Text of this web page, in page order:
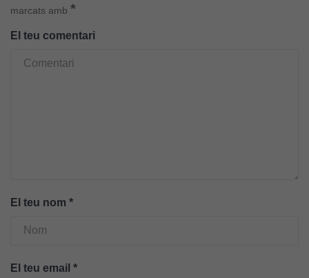
marcats amb *
El teu comentari
El teu nom *
El teu email *